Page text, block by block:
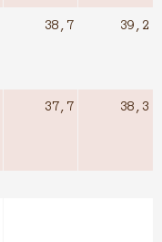
38,7 39,2
37,7 38,3